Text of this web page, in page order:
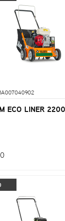
ECO LINER